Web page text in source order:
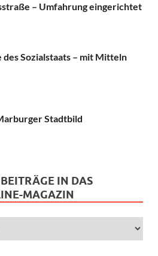
­– Umfahrung eingerichtet
Sozialstaats – mit Mitteln
Stadtbild
IN DAS
MAGAZIN